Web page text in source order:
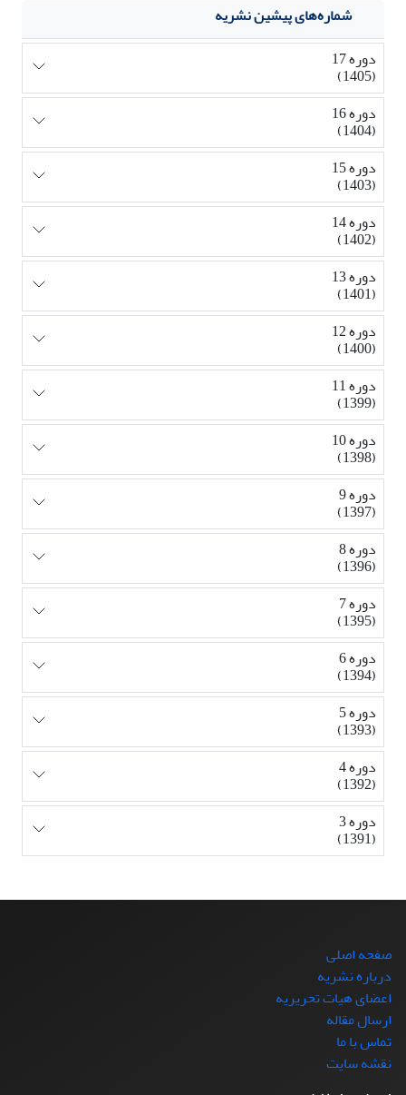
شماره‌های پیشین نشریه
دوره 17
(1405)
دوره 16
(1404)
دوره 15
(1403)
دوره 14
(1402)
دوره 13
(1401)
دوره 12
(1400)
دوره 11
(1399)
دوره 10
(1398)
دوره 9
(1397)
دوره 8
(1396)
دوره 7
(1395)
دوره 6
(1394)
دوره 5
(1393)
دوره 4
(1392)
دوره 3
(1391)
صفحه اصلی
درباره نشریه
اعضای هیات تحریریه
ارسال مقاله
تماس با ما
نقشه سایت